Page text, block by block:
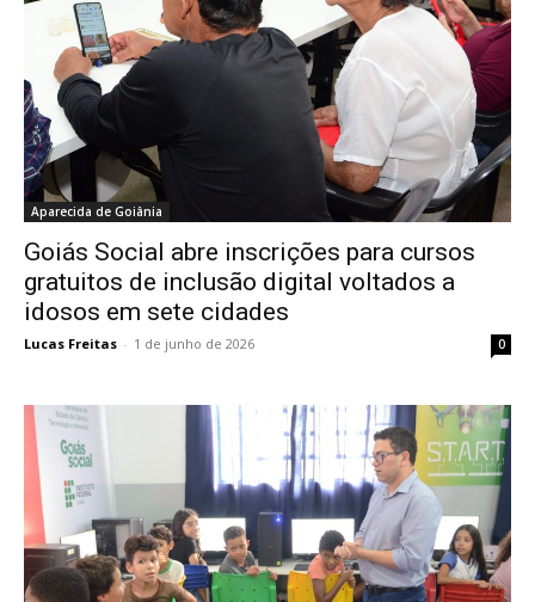
Aparecida de Goiânia
Goiás Social abre inscrições para cursos
gratuitos de inclusão digital voltados a
idosos em sete cidades
Lucas Freitas - 1 de junho de 2026 0